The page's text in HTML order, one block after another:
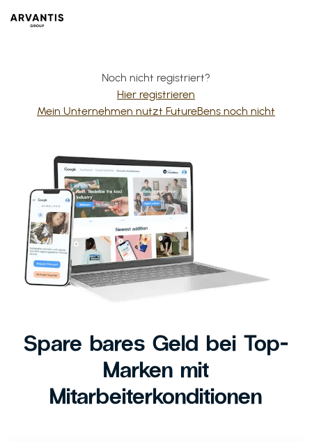
Noch nicht registriert?
Hier registrieren
Mein Unternehmen nutzt FutureBens noch nicht
Spare bares Geld bei Top-
Marken mit
Mitarbeiterkonditionen